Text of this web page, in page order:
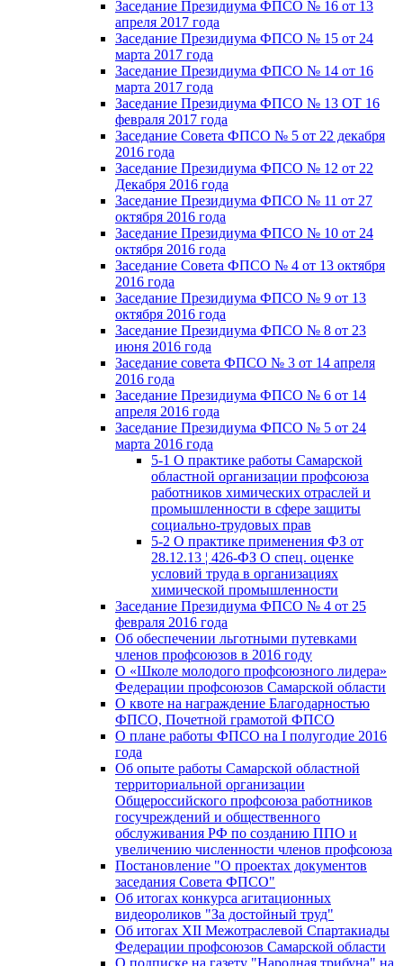
Заседание Президиума ФПСО № 16 от 13
апреля 2017 года
Заседание Президиума ФПСО № 15 от 24
марта 2017 года
Заседание Президиума ФПСО № 14 от 16
марта 2017 года
Заседание Президиума ФПСО № 13 ОТ 16
февраля 2017 года
Заседание Совета ФПСО № 5 от 22 декабря
2016 года
Заседание Президиума ФПСО № 12 от 22
Декабря 2016 года
Заседание Президиума ФПСО № 11 от 27
октября 2016 года
Заседание Президиума ФПСО № 10 от 24
октября 2016 года
Заседание Совета ФПСО № 4 от 13 октября
2016 года
Заседание Президиума ФПСО № 9 от 13
октября 2016 года
Заседание Президиума ФПСО № 8 от 23
июня 2016 года
Заседание совета ФПСО № 3 от 14 апреля
2016 года
Заседание Президиума ФПСО № 6 от 14
апреля 2016 года
Заседание Президиума ФПСО № 5 от 24
марта 2016 года
5-1 О практике работы Самарской
областной организации профсоюза
работников химических отраслей и
промышленности в сфере защиты
социально-трудовых прав
5-2 О практике применения ФЗ от
28.12.13 ¦ 426-ФЗ О спец. оценке
условий труда в организациях
химической промышленности
Заседание Президиума ФПСО № 4 от 25
февраля 2016 года
Об обеспечении льготными путевками
членов профсоюзов в 2016 году
О «Школе молодого профсоюзного лидера»
Федерации профсоюзов Самарской области
О квоте на награждение Благодарностью
ФПСО, Почетной грамотой ФПСО
О плане работы ФПСО на I полугодие 2016
года
Об опыте работы Самарской областной
территориальной организации
Общероссийского профсоюза работников
госучреждений и общественного
обслуживания РФ по созданию ППО и
увеличению численности членов профсоюза
Постановление "О проектах документов
заседания Совета ФПСО"
Об итогах конкурса агитационных
видеороликов "За достойный труд"
Об итогах XII Межотраслевой Спартакиады
Федерации профсоюзов Самарской области
О подписке на газету "Народная трибуна" на